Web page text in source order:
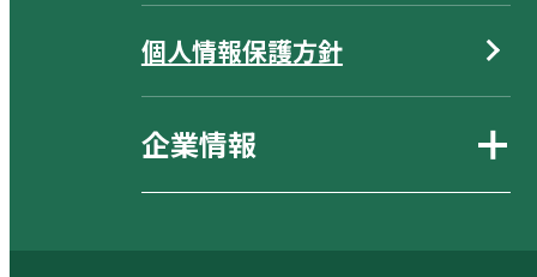
個人情報保護方針
企業情報